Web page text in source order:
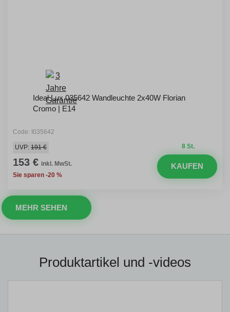
Ideal Lux 035642 Wandleuchte 2x40W Florian
Cromo | E14
Code: I035642
8 St.
UVP: 191 €
153 € inkl. MwSt.
Sie sparen -20 %
KAUFEN
MEHR SEHEN
Produktartikel und -videos